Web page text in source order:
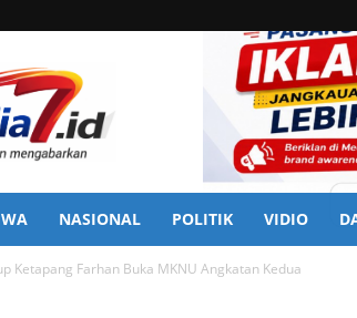
NASIONAL POLITIK VIDIO
Ketapang Farhan Buka MKNU Angkatan Kedua